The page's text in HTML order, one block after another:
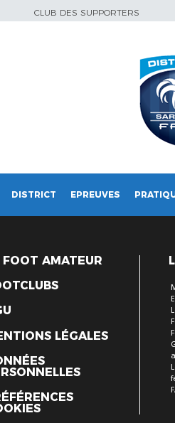
CLUB DES SUPPORTERS
DISTRICT EPREUVES
FOOT AMATEUR
LÉGALES